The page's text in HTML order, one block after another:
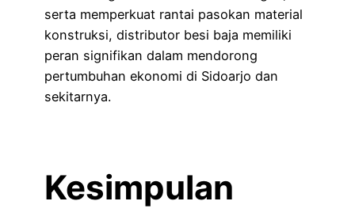
serta memperkuat rantai pasokan material
konstruksi, distributor besi baja memiliki
peran signifikan dalam mendorong
pertumbuhan ekonomi di Sidoarjo dan
sekitarnya.
Kesimpulan